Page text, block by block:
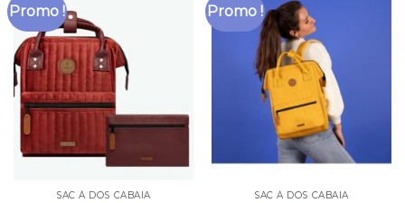
Promo !
SAC À DOS CABAIA
Promo !
SAC À DOS CABAIA